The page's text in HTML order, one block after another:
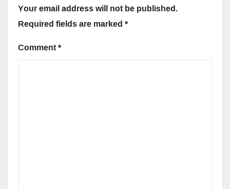
Your email address will not be published.
Required fields are marked*
Comment*